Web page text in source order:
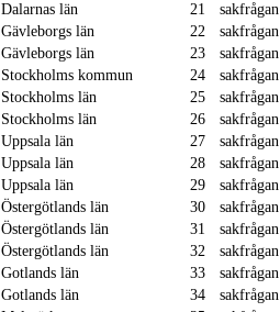
Dalarnas län 21 sakfrågan
Gävleborgs län 22 sakfrågan
Gävleborgs län 23 sakfrågan
Stockholms kommun 24 sakfrågan
Stockholms län 25 sakfrågan
Stockholms län 26 sakfrågan
Uppsala län 27 sakfrågan
Uppsala län 28 sakfrågan
Uppsala län 29 sakfrågan
Östergötlands län 30 sakfrågan
Östergötlands län 31 sakfrågan
Östergötlands län 32 sakfrågan
Gotlands län 33 sakfrågan
Gotlands län 34 sakfrågan